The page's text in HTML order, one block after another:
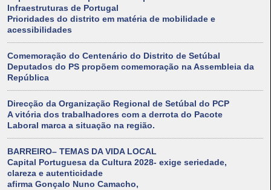
Infraestruturas de Portugal
Prioridades do distrito em matéria de mobilidade e
acessibilidades
Comemoração do Centenário do Distrito de Setúbal
Deputados do PS propõem comemoração na Assembleia da
República
Direcção da Organização Regional de Setúbal do PCP
A vitória dos trabalhadores com a derrota do Pacote
Laboral marca a situação na região.
BARREIRO– TEMAS DA VIDA LOCAL
Capital Portuguesa da Cultura 2028- exige seriedade,
clareza e autenticidade
afirma Gonçalo Nuno Camacho,